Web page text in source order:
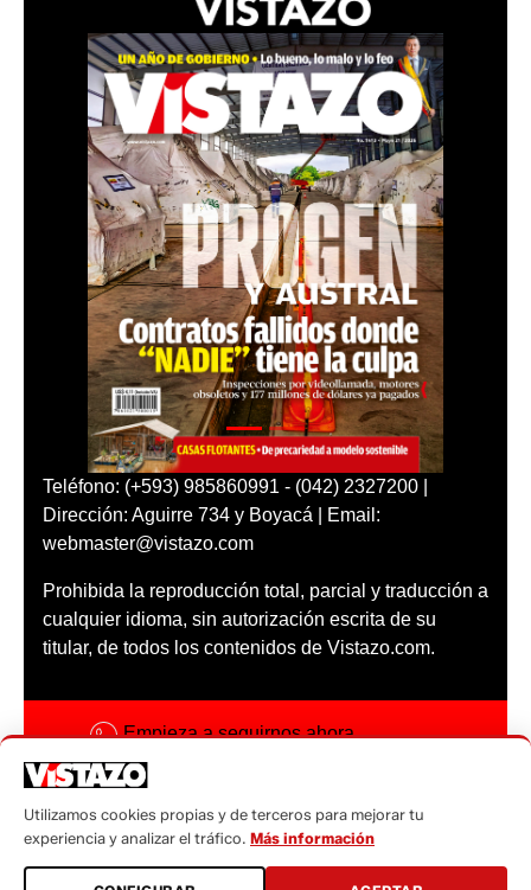
Teléfono: (+593) 985860991 - (042) 2327200 |
Dirección: Aguirre 734 y Boyacá | Email:
webmaster@vistazo.com
Prohibida la reproducción total, parcial y traducción a
cualquier idioma, sin autorización escrita de su
titular, de todos los contenidos de Vistazo.com.
Empieza a seguirnos ahora
Código ética
Sugerencias a:
Utilizamos cookies propias y de terceros para mejorar tu
experiencia y analizar el tráfico. Más información